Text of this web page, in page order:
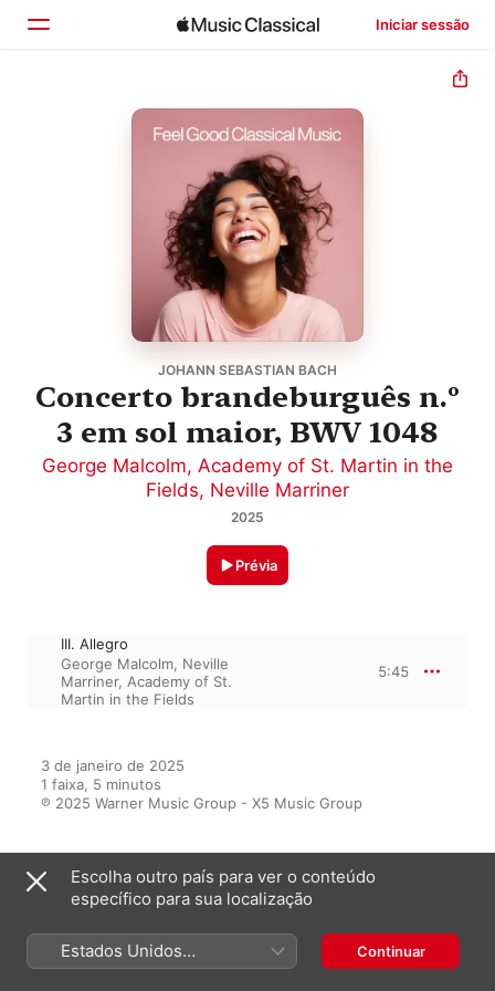
Iniciar sessão
JOHANN SEBASTIAN BACH
Concerto brandeburguês n.º
3 em sol maior, BWV 1048
George Malcolm, Academy of St. Martin in the
Fields, Neville Marriner
2025
Prévia
III. Allegro
George Malcolm, Neville
Marriner, Academy of St.
Martin in the Fields
5:45
3 de janeiro de 2025
1 faixa, 5 minutos
℗ 2025 Warner Music Group - X5 Music Group
Do álbum
Escolha outro país para ver o conteúdo
específico para sua localização
Estados Unidos
(Português Brasil)
Continuar